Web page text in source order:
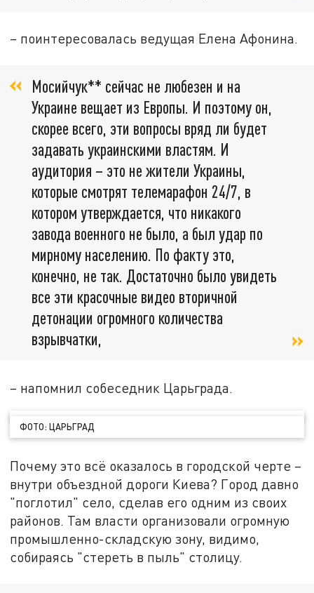
– поинтересовалась ведущая Елена Афонина.
Мосийчук** сейчас не любезен и на
Украине вещает из Европы. И поэтому он,
скорее всего, эти вопросы вряд ли будет
задавать украинскими властям. И
аудитория – это не жители Украины,
которые смотрят телемарафон 24/7, в
котором утверждается, что никакого
завода военного не было, а был удар по
мирному населению. По факту это,
конечно, не так. Достаточно было увидеть
все эти красочные видео вторичной
детонации огромного количества
взрывчатки,
– напомнил собеседник Царьграда.
ФОТО: ЦАРЬГРАД
Почему это всё оказалось в городской черте –
внутри объездной дороги Киева? Город давно
"поглотил" село, сделав его одним из своих
районов. Там власти организовали огромную
промышленно-складскую зону, видимо,
собираясь "стереть в пыль" столицу.